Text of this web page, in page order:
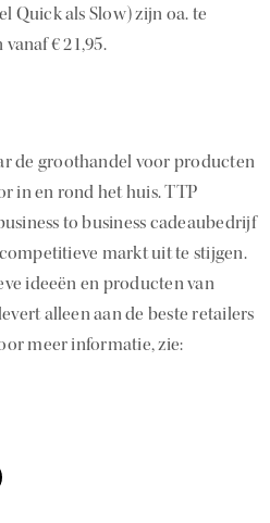
Quick als Slow) zijn oa. te
€ 21,95.
de groothandel voor producten
in en rond het huis. TTP
to business cadeaubedrijf
markt uit te stijgen.
ideeën en producten van
alleen aan de beste retailers
meer informatie, zie: